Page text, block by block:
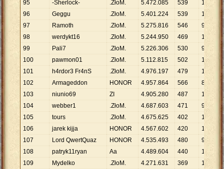
95
-Sherlock- .ZłoM. 5.472.085 539 10
152
96
Geggu .ZłoM. 5.401.224 539 10
97
Ramoth .ZłoM. 5.275.816 546 9
663
98
werdykt16 .ZłoM. 5.244.950 469 11
99
Pali7 .ZłoM. 5.226.306 530 9
861
100
pawmon01 .ZłoM. 5.112.815 502 10.
101
h4rdor3 Fr4nS .ZłoM. 4.976.197 479 10 .
102
Armageddon HONOR 4.957.864 566 8
103
niunio69 ZI 4.905.280 487 10 072
104
webber1 .ZłoM. 4.687.603 471 9 952
105
tours .ZłoM. 4.675.625 402 11 631
106
jarek kijja HONOR 4.567.602 420 10
107
Lord QwertQuaz HONOR 4.535.493 480 9 .449
108
patryk11ryan Aa 4.489.604 440 10
204
109
Mydelko .ZłoM. 4.271.631 369 11